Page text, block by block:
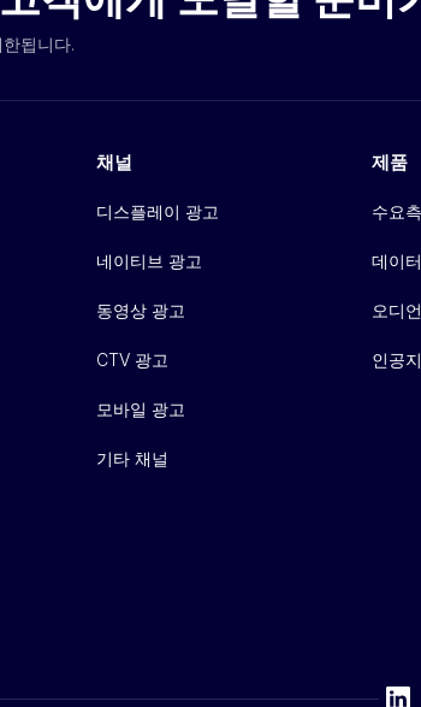
됩니다.
채널
디스플레이 광고
네이티브 광고
동영상 광고
CTV 광고
모바일 광고
기타 채널
제품
수요
데이
오디
인공